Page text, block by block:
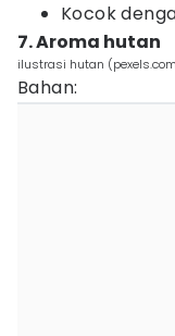
Kocok
7. Aroma hutan
ilustrasi hutan
Bahan: